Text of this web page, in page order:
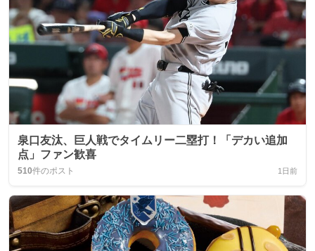
泉口友汰、巨人戦でタイムリー二塁打！「デカい追加
点」ファン歓喜
510件のポスト 1日前